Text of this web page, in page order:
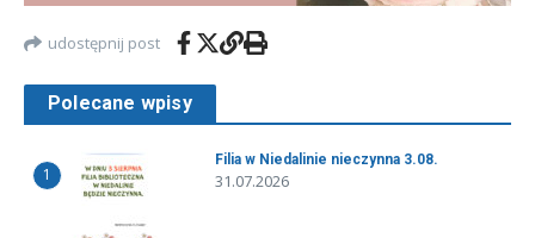
udostępnij post
Polecane wpisy
1
Filia w Niedalinie nieczynna 3.08.
31.07.2026